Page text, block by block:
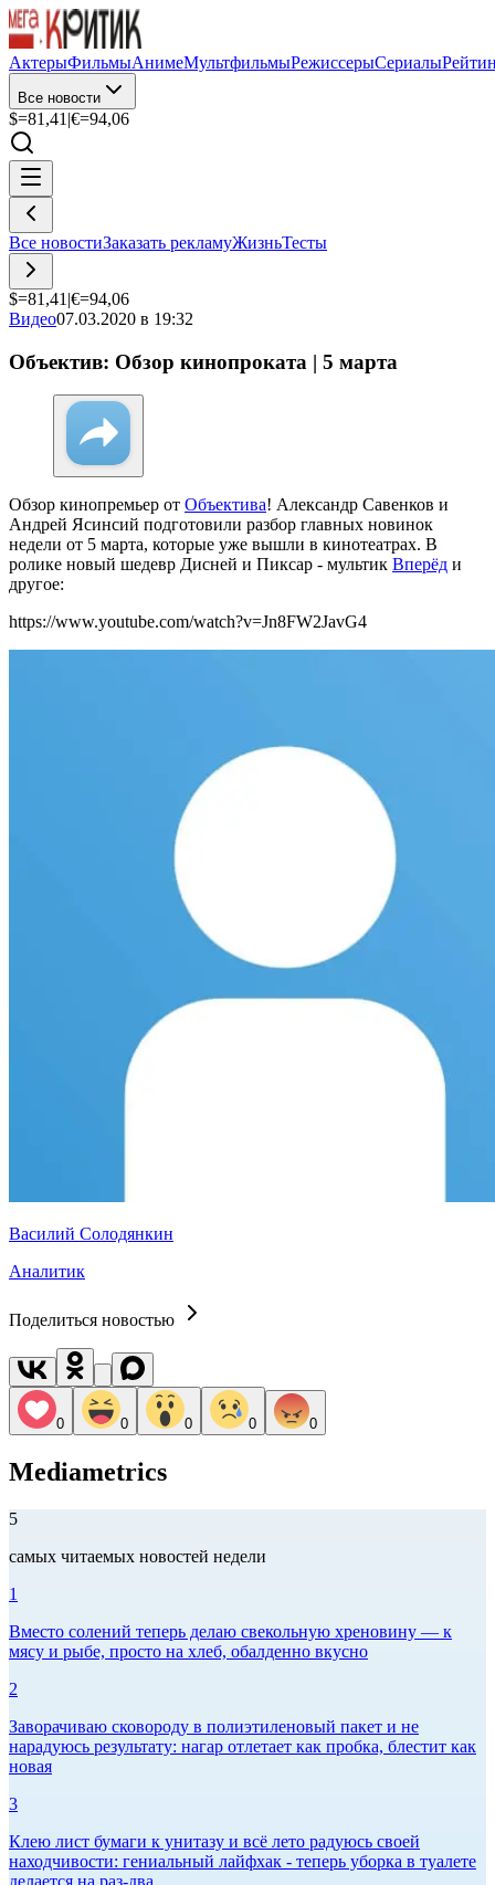
АктерыФильмыАнимеМультфильмыРежиссерыСериалы
Все новости
$=81,41 |€=94,06
Все новостиЗаказать рекламуЖизньТесты
$=81,41 |€=94,06
Видео07.03.2020 в 19:32
Объектив: Обзор кинопроката | 5 марта
Обзор кинопремьер от Объектива! Александр Савенков и
Андрей Ясинсий подготовили разбор главных новинок
недели от 5 марта, которые уже вышли в кинотеатрах. В
ролике новый шедевр Дисней и Пиксар - мультик Вперёд и
другое:
https://www.youtube.com/watch?v=Jn8FW2JavG4
Василий Солодянкин
Аналитик
Поделиться новостью
0 0 0 0 0
Mediametrics
5
самых читаемых новостей недели
1
Вместо солений теперь делаю свекольную хреновину — к
мясу и рыбе, просто на хлеб, обалденно вкусно
2
Заворачиваю сковороду в полиэтиленовый пакет и не
нарадуюсь результату: нагар отлетает как пробка, блестит как
новая
3
Клею лист бумаги к унитазу и всё лето радуюсь своей
находчивости: гениальный лайфхак - теперь уборка в туалете